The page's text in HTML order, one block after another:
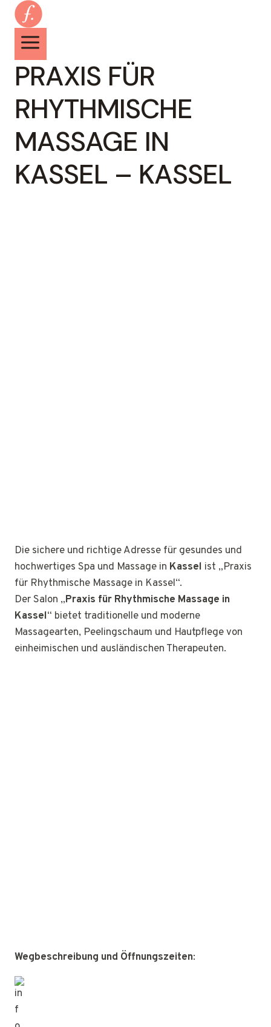
Zum
Inhalt
springen
PRAXIS FÜR
RHYTHMISCHE
MASSAGE IN
KASSEL – KASSEL
Die sichere und richtige Adresse für gesundes und
hochwertiges Spa und Massage in Kassel ist „Praxis
für Rhythmische Massage in Kassel“.
Der Salon „Praxis für Rhythmische Massage in
Kassel“ bietet traditionelle und moderne
Massagearten, Peelingschaum und Hautpflege von
einheimischen und ausländischen Therapeuten.
Wegbeschreibung und Öffnungszeiten: